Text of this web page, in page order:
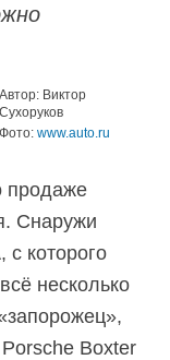
Автор: Виктор
Сухоруков
Фото:www.auto.ru
продаже
Снаружи
которого
несколько
Boxter